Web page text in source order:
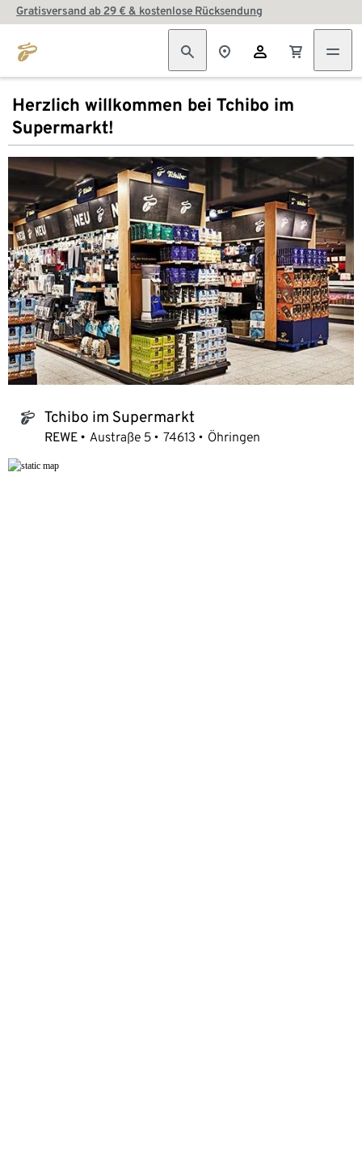
Gratisversand ab 29 € & kostenlose Rücksendung
Herzlich willkommen bei Tchibo im
Supermarkt!
tchibo_logo Tchibo im Supermarkt
REWE Austraße 5 74613 Öhringen